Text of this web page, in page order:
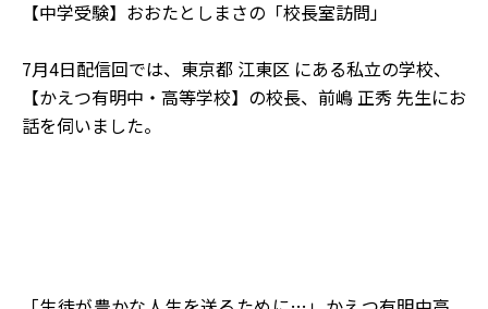
【中学受験】おおたとしまさの「校長室訪問」
7月4日配信回では、東京都 江東区 にある私立の学校、
【かえつ有明中・高等学校】の校長、前嶋 正秀 先生にお
話を伺いました。